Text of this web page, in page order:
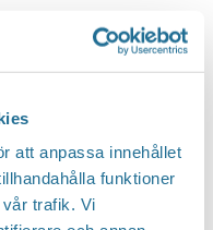
att anpassa innehållet
funktioner
trafik. Vi
arrangör